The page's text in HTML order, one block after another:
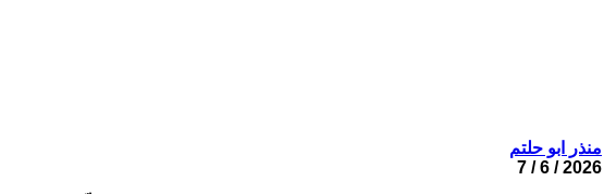
منذر ابو حلتم
2026 / 6 / 7